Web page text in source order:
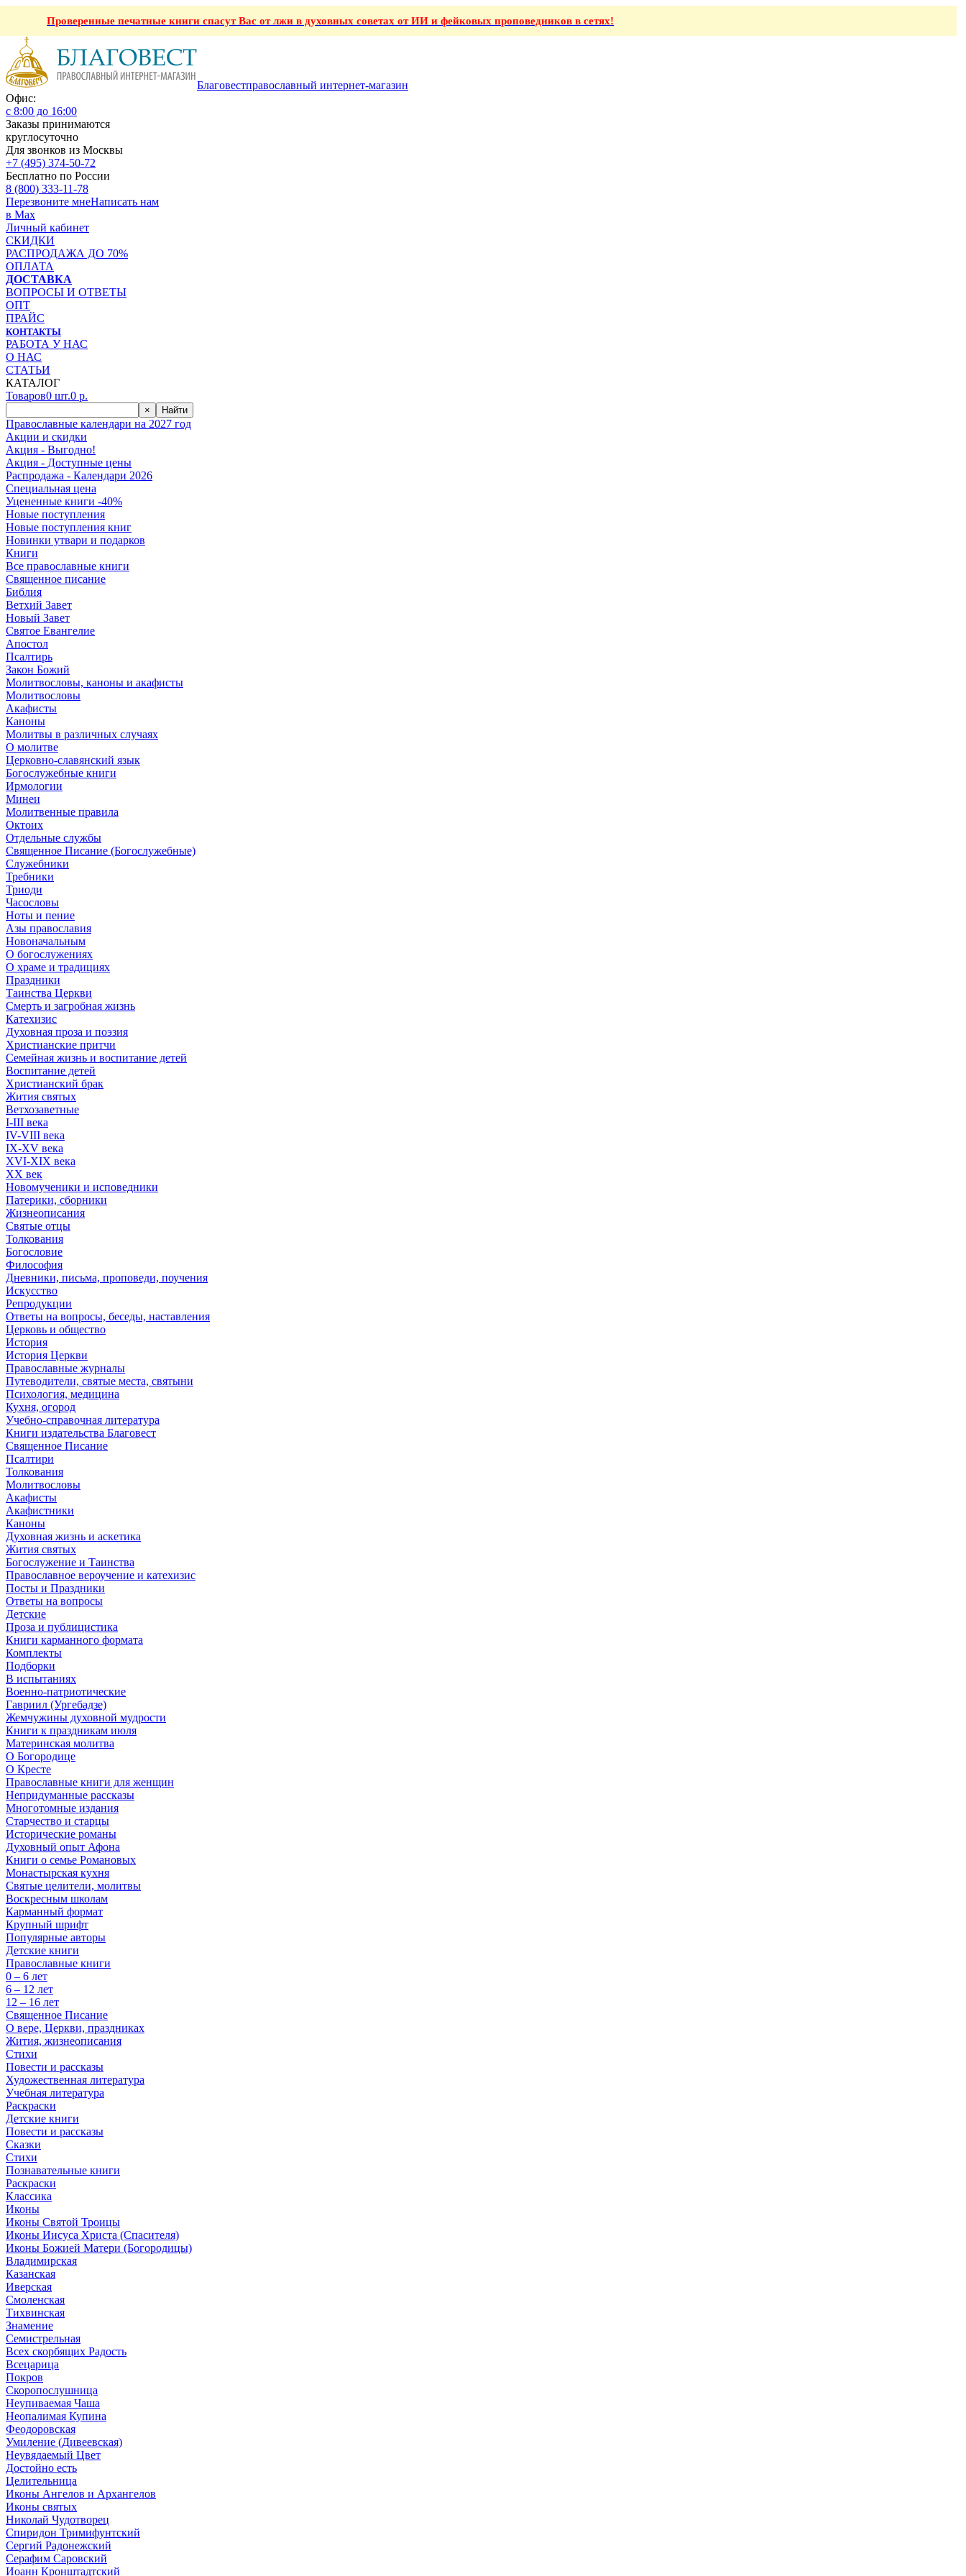
Проверенные печатные книги спасут Вас от лжи в духовных советах от ИИ и фейковых проповедников в сетях!
Благовестправославный интернет-магазин
Офис:
с 8:00 до 16:00
Заказы принимаются
круглосуточно
Для звонков из Москвы
+7 (495) 374-50-72
Бесплатно по России
8 (800) 333-11-78
Перезвоните мнеНаписать нам
в Max
Личный кабинет
СКИДКИ
РАСПРОДАЖА ДО 70%
ОПЛАТА
ДОСТАВКА
ВОПРОСЫ И ОТВЕТЫ
ОПТ
ПРАЙС
КОНТАКТЫ
РАБОТА У НАС
О НАС
СТАТЬИ
КАТАЛОГ
Товаров0 шт.0 р.
× Найти
Православные календари на 2027 год
Акции и скидки
Акция - Выгодно!
Акция - Доступные цены
Распродажа - Календари 2026
Специальная цена
Уцененные книги -40%
Новые поступления
Новые поступления книг
Новинки утвари и подарков
Книги
Все православные книги
Священное писание
Библия
Ветхий Завет
Новый Завет
Святое Евангелие
Апостол
Псалтирь
Закон Божий
Молитвословы, каноны и акафисты
Молитвословы
Акафисты
Каноны
Молитвы в различных случаях
О молитве
Церковно-славянский язык
Богослужебные книги
Ирмологии
Минеи
Молитвенные правила
Октоих
Отдельные службы
Священное Писание (Богослужебные)
Служебники
Требники
Триоди
Часословы
Ноты и пение
Азы православия
Новоначальным
О богослужениях
О храме и традициях
Праздники
Таинства Церкви
Смерть и загробная жизнь
Катехизис
Духовная проза и поэзия
Христианские притчи
Семейная жизнь и воспитание детей
Воспитание детей
Христианский брак
Жития святых
Ветхозаветные
I-III века
IV-VIII века
IX-XV века
XVI-XIX века
XX век
Новомученики и исповедники
Патерики, сборники
Жизнеописания
Святые отцы
Толкования
Богословие
Философия
Дневники, письма, проповеди, поучения
Искусство
Репродукции
Ответы на вопросы, беседы, наставления
Церковь и общество
История
История Церкви
Православные журналы
Путеводители, святые места, святыни
Психология, медицина
Кухня, огород
Учебно-справочная литература
Книги издательства Благовест
Священное Писание
Псалтири
Толкования
Молитвословы
Акафисты
Акафистники
Каноны
Духовная жизнь и аскетика
Жития святых
Богослужение и Таинства
Православное вероучение и катехизис
Посты и Праздники
Ответы на вопросы
Детские
Проза и публицистика
Книги карманного формата
Комплекты
Подборки
В испытаниях
Военно-патриотические
Гавриил (Ургебадзе)
Жемчужины духовной мудрости
Книги к праздникам июля
Материнская молитва
О Богородице
О Кресте
Православные книги для женщин
Непридуманные рассказы
Многотомные издания
Старчество и старцы
Исторические романы
Духовный опыт Афона
Книги о семье Романовых
Монастырская кухня
Святые целители, молитвы
Воскресным школам
Карманный формат
Крупный шрифт
Популярные авторы
Детские книги
Православные книги
0 – 6 лет
6 – 12 лет
12 – 16 лет
Священное Писание
О вере, Церкви, праздниках
Жития, жизнеописания
Стихи
Повести и рассказы
Художественная литература
Учебная литература
Раскраски
Детские книги
Повести и рассказы
Сказки
Стихи
Познавательные книги
Раскраски
Классика
Иконы
Иконы Святой Троицы
Иконы Иисуса Христа (Спасителя)
Иконы Божией Матери (Богородицы)
Владимирская
Казанская
Иверская
Смоленская
Тихвинская
Знамение
Семистрельная
Всех скорбящих Радость
Всецарица
Покров
Скоропослушница
Неупиваемая Чаша
Неопалимая Купина
Феодоровская
Умиление (Дивеевская)
Неувядаемый Цвет
Достойно есть
Целительница
Иконы Ангелов и Архангелов
Иконы святых
Николай Чудотворец
Спиридон Тримифунтский
Сергий Радонежский
Серафим Саровский
Иоанн Кронштадтский